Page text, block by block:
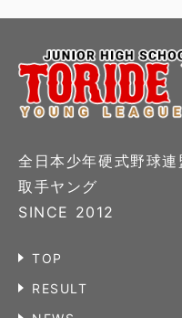
全日本少年硬式野球
取手ヤング
SINCE 2012
TOP
RESULT